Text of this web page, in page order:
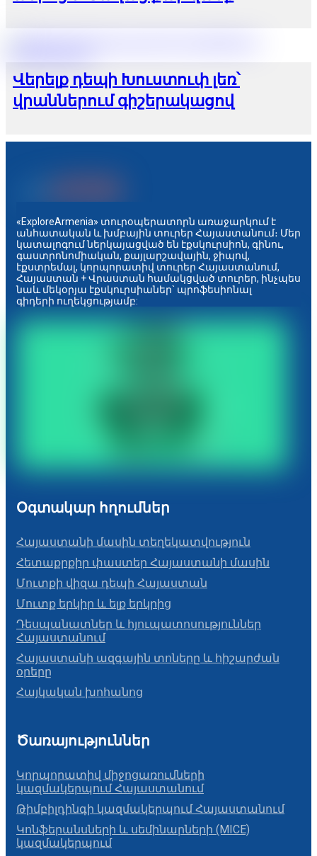
Վերելք դեպի Խուստուփ լեռ՝
վրաններում գիշերակացով
«ExploreArmenia» տուրօպերատորն առաջարկում է
անհատական և խմբային տուրեր Հայաստանում։ Մեր
կատալոգում ներկայացված են էքսկուրսիոն, գինու,
գաստրոնոմիական, քայլարշավային, ջիպով,
էքստրեմալ, կորպորատիվ տուրեր Հայաստանում,
Հայաստան + Վրաստան համակցված տուրեր, ինչպես
նաև մեկօրյա էքսկուրսիաներ` պրոֆեսիոնալ
գիդերի ուղեկցությամբ:
Օգտակար հղումներ
Հայաստանի մասին տեղեկատվություն
Հետաքրքիր փաստեր Հայաստանի մասին
Մուտքի վիզա դեպի Հայաստան
Մուտք երկիր և ելք երկրից
Դեսպանատներ և հյուպատոսություններ
Հայաստանում
Հայաստանի ազգային տոները և հիշարժան
օրերը
Հայկական խոհանոց
Ծառայություններ
Կորպորատիվ միջոցառումների
կազմակերպում Հայաստանում
Թիմբիլդինգի կազմակերպում Հայաստանում
Կոնֆերանսների և սեմինարների (MICE)
կազմակերպում